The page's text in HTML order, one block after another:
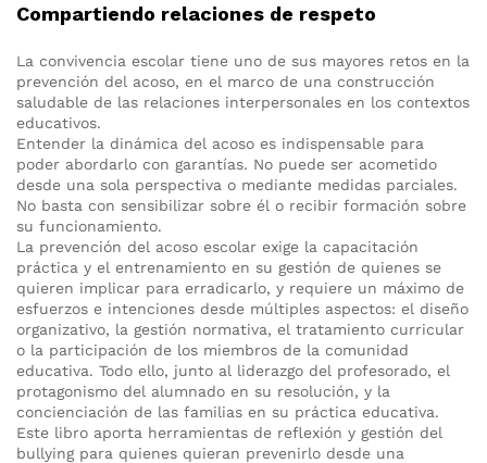
Compartiendo relaciones de respeto
La convivencia escolar tiene uno de sus mayores retos en la
prevención del acoso, en el marco de una construcción
saludable de las relaciones interpersonales en los contextos
educativos.
Entender la dinámica del acoso es indispensable para
poder abordarlo con garantías. No puede ser acometido
desde una sola perspectiva o mediante medidas parciales.
No basta con sensibilizar sobre él o recibir formación sobre
su funcionamiento.
La prevención del acoso escolar exige la capacitación
práctica y el entrenamiento en su gestión de quienes se
quieren implicar para erradicarlo, y requiere un máximo de
esfuerzos e intenciones desde múltiples aspectos: el diseño
organizativo, la gestión normativa, el tratamiento curricular
o la participación de los miembros de la comunidad
educativa. Todo ello, junto al liderazgo del profesorado, el
protagonismo del alumnado en su resolución, y la
concienciación de las familias en su práctica educativa.
Este libro aporta herramientas de reflexión y gestión del
bullying para quienes quieran prevenirlo desde una